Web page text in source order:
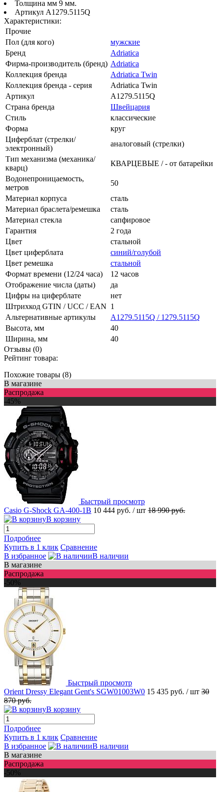
Толщина мм 9 мм.
Артикул A1279.5115Q
Характеристики:
Прочие
Пол (для кого)
мужские
Бренд
Adriatica
Фирма-производитель (бренд) Adriatica
Коллекция бренда
Adriatica Twin
Коллекция бренда - серия
Adriatica Twin
Артикул
A1279.5115Q
Страна бренда
Швейцария
Стиль
классические
Форма
круг
Циферблат (стрелки/
электронный)
аналоговый (стрелки)
Тип механизма (механика/
кварц)
КВАРЦЕВЫЕ / - от батарейки
Водонепроницаемость,
метров
50
Материал корпуса
сталь
Материал браслета/ремешка
сталь
Материал стекла
сапфировое
Гарантия
2 года
Цвет
стальной
Цвет циферблата
синий/голубой
Цвет ремешка
стальной
Формат времени (12/24 часа)
12 часов
Отображение числа (даты)
да
Цифры на циферблате
нет
Штрихкод GTIN / UCC / EAN 1
Альтернативные артикулы
A1279.5115Q / 1279.5115Q
Высота, мм
40
Ширина, мм
40
Отзывы (0)
Рейтинг товара:
Похожие товары (8)
В магазине
Распродажа
-45%
Быстрый просмотр
Casio G-Shock GA-400-1B 10 444 руб. / шт 18 990 руб.
В корзину
Подробнее
Купить в 1 клик Сравнение
В избранное
В наличии
В магазине
Распродажа
-50%
Быстрый просмотр
Orient Dressy Elegant Gent's SGW01003W0 15 435 руб. / шт 30
870 руб.
В корзину
Подробнее
Купить в 1 клик Сравнение
В избранное
В наличии
В магазине
Распродажа
-50%